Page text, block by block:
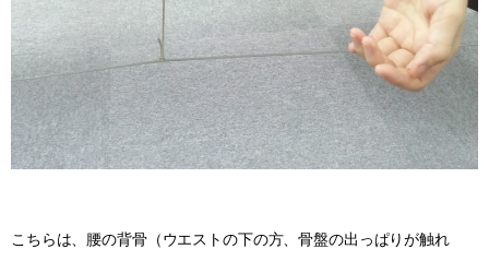
こちらは、腰の背骨（ウエストの下の方、骨盤の出っぱりが触れ